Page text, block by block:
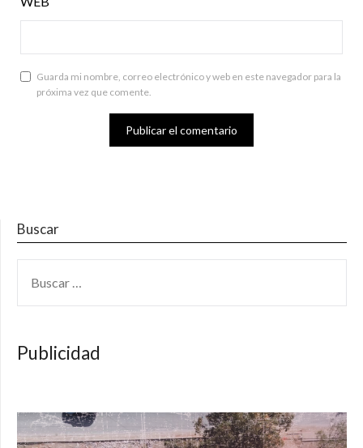
Guarda mi nombre, correo electrónico y web en este navegador para la
próxima vez que comente.
Buscar
Publicidad